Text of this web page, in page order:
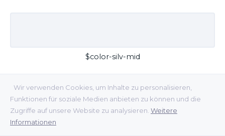
Wir verwenden Cookies, um Inhalte zu personalisieren,
Funktionen für soziale Medien anbieten zu können und die
Zugriffe auf unsere Website zu analysieren. Weitere
Informationen
$color-silv-mid